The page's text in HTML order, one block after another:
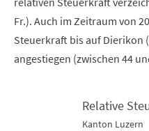
Fr.). Auch im Zeitraum von
Steuerkraft bis auf Dierikon
angestiegen (zwischen 44
Relative Steuerkraft seit 2000
Relative
Kanton Luzern